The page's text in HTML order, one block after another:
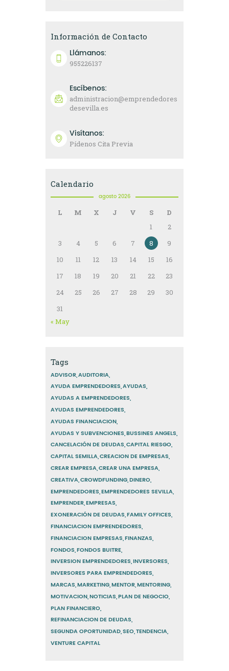
Información de Contacto
Llámanos:
955226137
Escíbenos:
administracion@emprendedores
desevilla.es
Visítanos:
Pídenos Cita Previa
Calendario
agosto 2026
L M X J V S
D
1
2
3
4 5 6 7 8
9
10
11 12 13 14 15
16
17
18 19 20 21 22
23
24
25 26 27 28 29
30
31
« May
Tags
ADVISOR AUDITORIA
AYUDA EMPRENDEDORES AYUDAS
AYUDAS A EMPRENDEDORES
AYUDAS EMPRENDEDORES
AYUDAS FINANCIACION
AYUDAS Y SUBVENCIONES BUSSINES ANGELS
CANCELACIÓN DE DEUDAS CAPITAL RIESGO
CAPITAL SEMILLA CREACION DE EMPRESAS
CREAR EMPRESA CREAR UNA EMPRESA
CREATIVA CROWDFUNDING DINERO
EMPRENDEDORES EMPRENDEDORES SEVILLA
EMPRENDER EMPRESAS
EXONERACIÓN DE DEUDAS FAMILY OFFICES
FINANCIACION EMPRENDEDORES
FINANCIACION EMPRESAS FINANZAS
FONDOS FONDOS BUITRE
INVERSION EMPRENDEDORES INVERSORES
INVERSORES PARA EMPRENDEDORES
MARCAS MARKETING MENTOR MENTORING
MOTIVACION NOTICIAS PLAN DE NEGOCIO
PLAN FINANCIERO
REFINANCIACION DE DEUDAS
SEGUNDA OPORTUNIDAD SEO TENDENCIA
VENTURE CAPITAL